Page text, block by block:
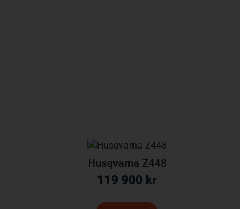
Husqvarna Z448
119 900 kr